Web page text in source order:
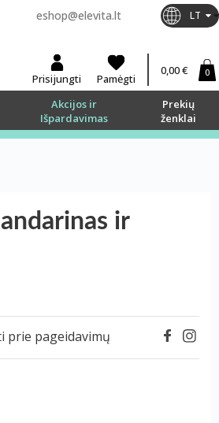
eshop@elevita.lt LT
Prisijungti Pamėgti
0,00 € 0
Akcijos ir
Išpardavimas
Prekių
ženklai
ir
prie pageidavimų